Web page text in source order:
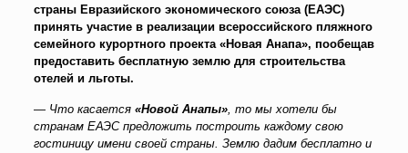
страны Евразийского экономического союза (ЕАЭС)
принять участие в реализации всероссийского пляжного
семейного курортного проекта «Новая Анапа», пообещав
предоставить бесплатную землю для строительства
отелей и льготы.
— Что касается «Новой Анапы», то мы хотели бы
странам ЕАЭС предложить построить каждому свою
гостиницу имени своей страны. Землю дадим бесплатно и